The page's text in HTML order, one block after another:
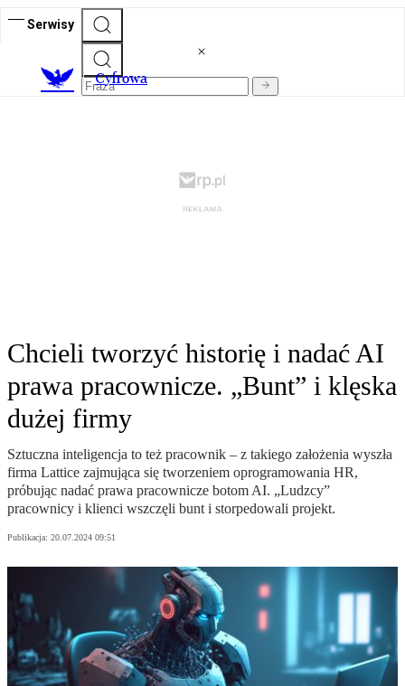
Serwisy
Cyfrowa
Chcieli tworzyć historię i nadać AI
prawa pracownicze. „Bunt” i klęska
dużej firmy
Sztuczna inteligencja to też pracownik – z takiego założenia wyszła
firma Lattice zajmująca się tworzeniem oprogramowania HR,
próbując nadać prawa pracownicze botom AI. „Ludzcy”
pracownicy i klienci wszczęli bunt i storpedowali projekt.
Publikacja: 20.07.2024 09:51